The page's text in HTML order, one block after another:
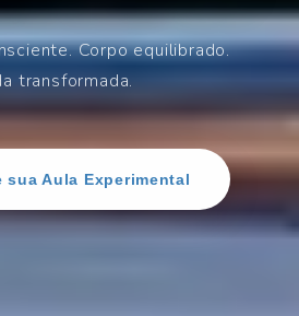
Corpo equilibrado.
transformada.
sua Aula Experimental